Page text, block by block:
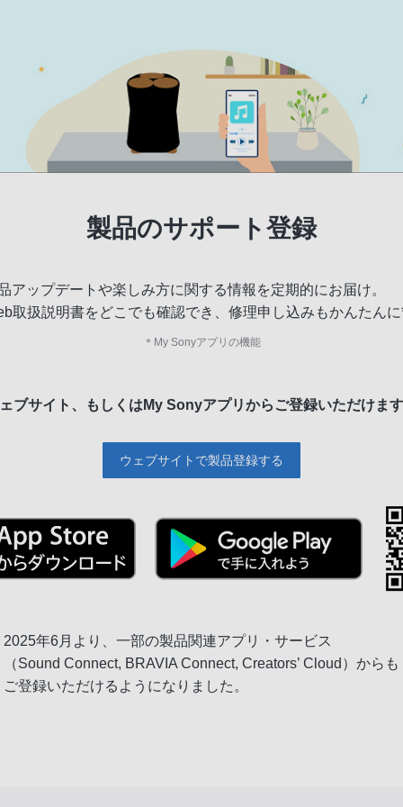
製品のサポート登録
アップデートや楽しみ方に関する情報を定期的にお届け。
取扱説明書をどこでも確認でき、修理申し込みもかんたん
＊ My Sonyアプリの機能
ブサイト、もしくは My Sonyアプリからご登録いただけま
ウェブサイトで製品登録する
2025年6月より、一部の製品関連アプリ・サービス
（Sound Connect, BRAVIA Connect, Creators’ Cloud）からも
ご登録いただけるようになりました。